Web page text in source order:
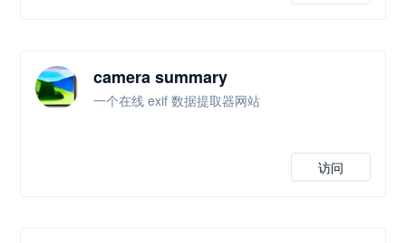
camera summary
一个在线 exif 数据提取器网站
访问